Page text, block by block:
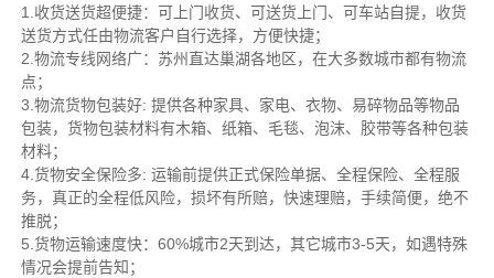
1.收货送货超便捷：可上门收货、可送货上门、可车站自提，收货
送货方式任由物流客户自行选择，方便快捷；
2.物流专线网络广：苏州直达巢湖各地区，在大多数城市都有物流
点；
3.物流货物包装好: 提供各种家具、家电、衣物、易碎物品等物品
包装，货物包装材料有木箱、纸箱、毛毯、泡沫、胶带等各种包装
材料；
4.货物安全保险多: 运输前提供正式保险单据、全程保险、全程服
务，真正的全程低风险，损坏有所赔，快速理赔，手续简便，绝不
推脱；
5.货物运输速度快：60%城市2天到达，其它城市3-5天，如遇特殊
情况会提前告知；